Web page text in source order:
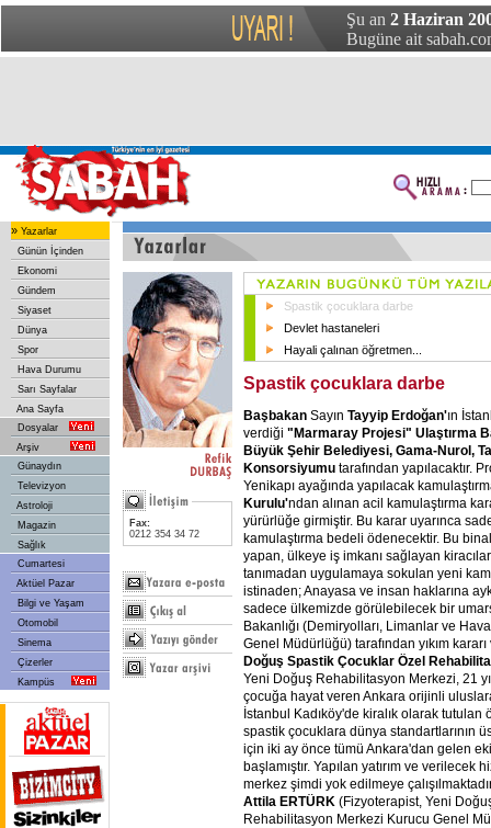
Şu an 2 Haziran
Bugüne ait
» Yazarlar
Günün İçinden
Ekonomi
Gündem
Siyaset
Dünya
Spor
Hava Durumu
Sarı Sayfalar
Ana Sayfa
Dosyalar
Arşiv
Günaydın
Televizyon
Astroloji
Magazin
Sağlık
Cumartesi
Aktüel Pazar
Bilgi ve Yaşam
Otomobil
Sinema
Çizerler
Kampüs
Fax:
0212 354 34 72
Spastik çocuklara darbe
Devlet hastaneleri
Hayali çalınan öğretmen...
Spastik çocuklara darbe
Başbakan Sayın Tayyip Erdoğan'ın
verdiği "Marmaray Projesi" Ulaştırma
Büyük Şehir Belediyesi, Gama-Nurol,
Konsorsiyumu tarafından yapılacaktır.
Yenikapı ayağında yapılacak
Kurulu'ndan alınan acil kamulaştırma
yürürlüğe girmiştir. Bu karar uyarınca
kamulaştırma bedeli ödenecektir. Bu
yapan, ülkeye iş imkanı sağlayan
tanımadan uygulamaya sokulan yeni
istinaden; Anayasa ve insan haklarına
sadece ülkemizde görülebilecek bir
Bakanlığı (Demiryolları, Limanlar ve
Genel Müdürlüğü) tarafından yıkım
Doğuş Spastik Çocuklar Özel
Yeni Doğuş Rehabilitasyon Merkezi, 21
çocuğa hayat veren Ankara orijinli
İstanbul Kadıköy'de kiralık olarak
spastik çocuklara dünya standartlarının
için iki ay önce tümü Ankara'dan gelen
başlamıştır. Yapılan yatırım ve verilecek
merkez şimdi yok edilmeye
Attila ERTÜRK (Fizyoterapist, Yeni
Rehabilitasyon Merkezi Kurucu Genel